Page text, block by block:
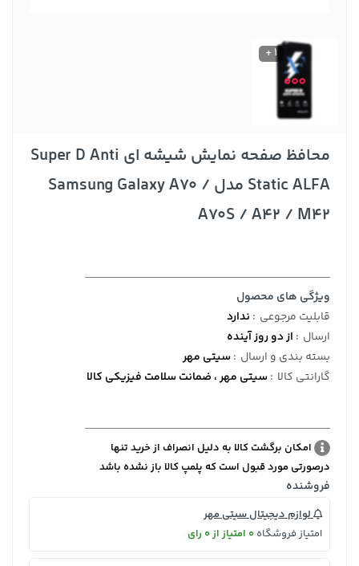
1 +
محافظ صفحه نمایش شیشه ای Super D Anti
Static ALFA مدل Samsung Galaxy A70 /
A70S / A42 / M42
ویژگی های محصول
قابلیت مرجوعی : ندارد
ارسال : از دو روز آینده
بسته بندی و ارسال :سیتی مهر
گارانتی کالا :سیتی مهر ، ضمانت سلامت فیزیکی کالا
امکان برگشت کالا به دلیل انصراف از خرید تنها
درصورتی مورد قبول است که پلمپ کالا باز نشده باشد
فروشنده
لوازم دیجیتال سیتی مهر
امتیاز فروشگاه 0 امتیاز از 0 رای